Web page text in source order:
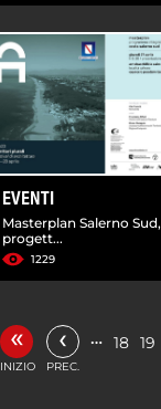
EVENTI
Masterplan Salerno Sud,
progett...
1229
«
INIZIO
‹
PREC.
… 18 19